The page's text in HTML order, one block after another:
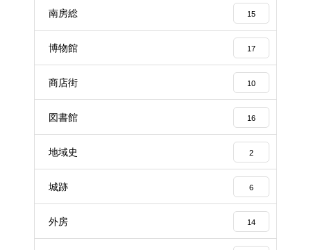
南房総 15
博物館 17
商店街 10
図書館 16
地域史 2
城跡 6
外房 14